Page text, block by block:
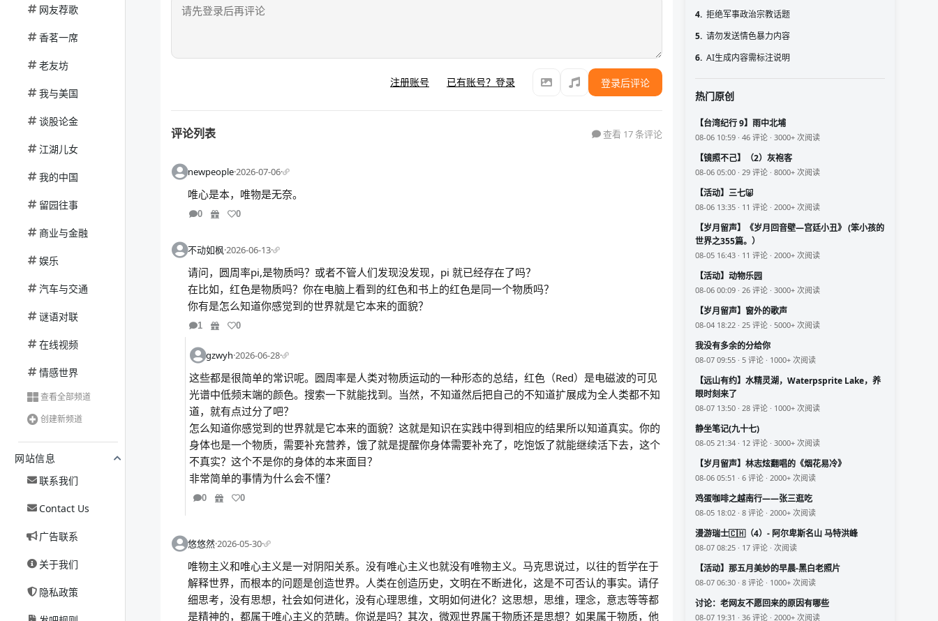
网友荐歌
香茗一席
老友坊
我与美国
谈股论金
江湖儿女
我的中国
留园往事
商业与金融
娱乐
汽车与交通
谜语对联
在线视频
情感世界
查看全部频道
创建新频道
网站信息
联系我们
Contact Us
广告联系
关于我们
隐私政策
注册账号 已有账号？登录 登录后评论
评论列表 查看 17 条评论
newpeople·2026-07-06·
唯心是本，唯物是无奈。
0 0
不动如枫·2026-06-13·
请问，圆周率pi,是物质吗？或者不管人们发现没发现，pi 就已经存在了吗？
在比如，红色是物质吗？你在电脑上看到的红色和书上的红色是同一个物质吗？
你有是怎么知道你感觉到的世界就是它本来的面貌？
1 0
gzwyh·2026-06-28·
这些都是很简单的常识呢。圆周率是人类对物质运动的一种形态的总结，红色（Red）是电磁波的可见
光谱中低频末端的颜色。搜索一下就能找到。当然，不知道然后把自己的不知道扩展成为全人类都不知
道，就有点过分了吧？
怎么知道你感觉到的世界就是它本来的面貌？这就是知识在实践中得到相应的结果所以知道真实。你的
身体也是一个物质，需要补充营养，饿了就是提醒你身体需要补充了，吃饱饭了就能继续活下去，这个
不真实？这个不是你的身体的本来面目？
非常简单的事情为什么会不懂？
0 0
悠悠然·2026-05-30·
唯物主义和唯心主义是一对阴阳关系。没有唯心主义也就没有唯物主义。马克思说过，以往的哲学在于
解释世界，而根本的问题是创造世界。人类在创造历史，文明在不断进化，这是不可否认的事实。请仔
细思考，没有思想，社会如何进化，没有心理思维，文明如何进化？这思想，思维，理念，意志等等都
是精神的，都属于唯心主义的范畴。你说是吗？其次，微观世界属于物质还是思想？如果属于物质，他
4. 拒绝军事政治宗教话题
5. 请勿发送情色暴力内容
6. AI生成内容需标注说明
热门原创
【台湾纪行 9】雨中北埔
08-06 10:59 · 46 评论 · 3000+ 次阅读
【镜照不己】（2）灰袍客
08-06 05:00 · 29 评论 · 8000+ 次阅读
【活动】三七🐷
08-06 13:35 · 11 评论 · 2000+ 次阅读
【岁月留声】《岁月回音壁—宫廷小丑》 (笨小孩的
世界之355篇。）
08-05 16:43 · 11 评论 · 2000+ 次阅读
【活动】动物乐园
08-06 00:09 · 26 评论 · 3000+ 次阅读
【岁月留声】窗外的歌声
08-04 18:22 · 25 评论 · 5000+ 次阅读
我没有多余的分给你
08-07 09:55 · 5 评论 · 1000+ 次阅读
【远山有约】水精灵湖，Waterpsprite Lake，养
眼时刻来了
08-07 13:50 · 28 评论 · 1000+ 次阅读
静坐笔记(九十七)
08-05 21:34 · 12 评论 · 3000+ 次阅读
【岁月留声】林志炫翻唱的《烟花易冷》
08-06 05:51 · 6 评论 · 2000+ 次阅读
鸡蛋咖啡之越南行——张三逛吃
08-05 18:02 · 8 评论 · 2000+ 次阅读
漫游瑞士🇨🇭（4）- 阿尔卑斯名山 马特洪峰
08-07 08:25 · 17 评论 · 次阅读
【活动】那五月美妙的早晨-黑白老照片
08-07 06:30 · 8 评论 · 1000+ 次阅读
讨论：老网友不愿回来的原因有哪些
08-07 19:31 · 36 评论 · 2000+ 次阅读